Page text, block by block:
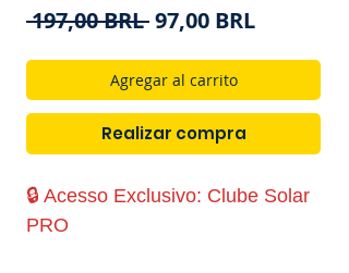
197,00 BRL Precio
97,00 BRLPrecio
oferta
Agregar al carrito
Realizar compra
🔒 Acesso Exclusivo: Clube Solar
PRO